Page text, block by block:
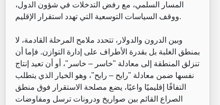
المسار السلمي، مع رفض التدخلات في شؤون الدول،
ووقف السياسات التوسعية التي تهدد استقرار الإقليم.
وبين الدرون والدولار، تتحدد ملامح المرحلة القادمة، لا
بمنطق الغلبة بل بقدرة الأطراف على إدارة التوازن. فإما أن
تنزلق المنطقة إلى معادلة "خاسر – خاسر"، أو أن تعيد إنتاج
نفسها ضمن معادلة "رابح – رابح"، وهو الخيار الذي يتطلب
التفافًا إقليميًا واعيًا، يضع مصلحة الاستقرار فوق منطق
الصراع القائم بين صواريخ ودرونات ترسل ومفاوضات